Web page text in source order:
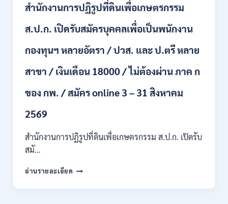
/
ต้อง
ภาค
ของ
/
–
28780
10
21
สำนักงานการปฏิรูปที่ดินเพื่อเกษตรกรรม
ส.ป.ก. เปิดรับสมัครบุคคลเพื่อเป็นพนักงาน
กองทุนฯ หลายอัตรา / ปวส. และ ป.ตรี หลาย
สาขา / เงินเดือน 18000 / ไม่ต้องผ่าน ภาค ก
ของ กพ. / สมัคร online 3 – 31 สิงหาคม
2569
สำนักงานการปฏิรูปที่ดินเพื่อเกษตรกรรม ส.ป.ก. เปิดรับ
สมั…
อ่านรายละเอียด สำนักงาน
ปฏิรูป